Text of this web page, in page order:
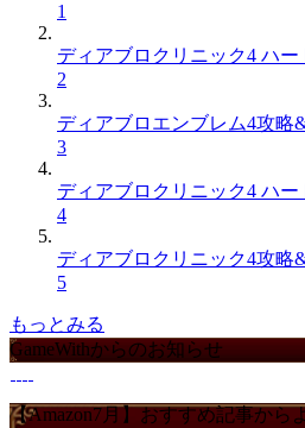
1
ディアブロクリニック4 ハ
2
ディアブロエンブレム4攻略
3
ディアブロクリニック4 ハ
4
ディアブロクリニック4攻略
5
もっとみる
GameWithからのお知らせ
【Amazon7月】おすすめ記事から